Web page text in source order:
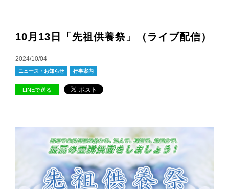
10月13日「先祖供養祭」（ライブ配信）
2024/10/04
ニュース・お知らせ 行事案内
LINEで送る